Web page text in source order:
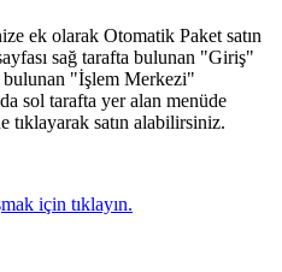
ek olarak Otomatik Paket satın
sağ tarafta bulunan "Giriş"
bulunan "İşlem Merkezi"
sol tarafta yer alan menüde
tıklayarak​ satın alabilirsiniz.​
için tıklayın.​